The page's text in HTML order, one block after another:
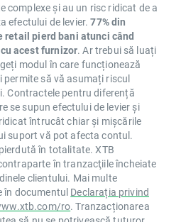
complexe și au un risc ridicat de a
efectului de levier.77% din
pierd bani atunci când
acest furnizor. Ar trebui să luați
modul în care funcționează
permite să vă asumați riscul
Contractele pentru diferență
se supun efectului de levier și
întrucât chiar și mișcările
suport vă pot afecta contul.
în totalitate. XTB
în tranzacţiile încheiate
clientului. Mai multe
în documentul Declarația privind
ro. Tranzacționarea